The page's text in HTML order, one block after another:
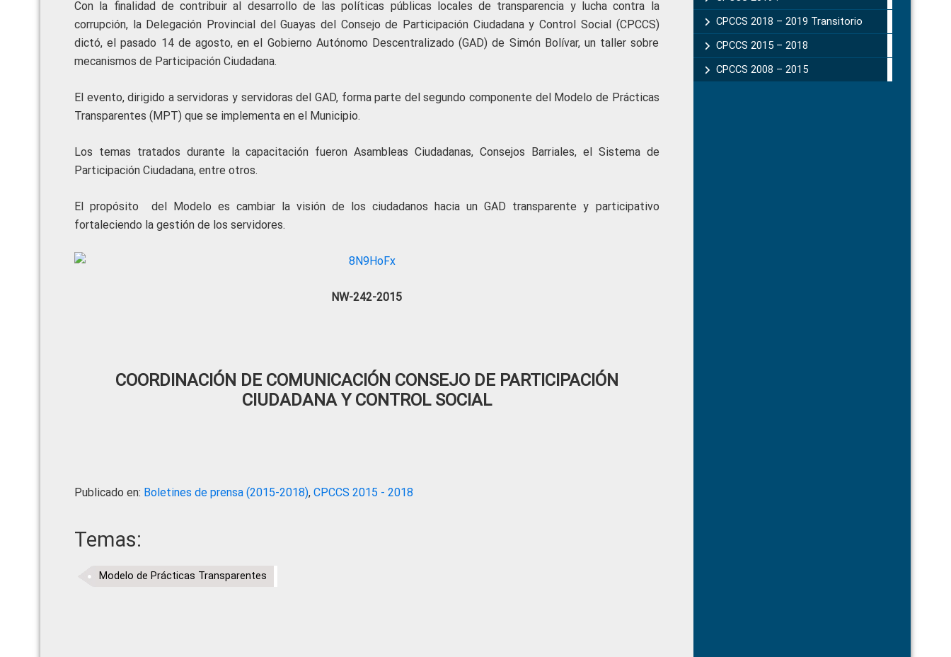
Con la finalidad de contribuir al desarrollo de las políticas públicas locales de transparencia y lucha contra la
corrupción, la Delegación Provincial del Guayas del Consejo de Participación Ciudadana y Control Social (CPCCS)
dictó, el pasado 14 de agosto, en el Gobierno Autónomo Descentralizado (GAD) de Simón Bolívar, un taller sobre
mecanismos de Participación Ciudadana.
El evento, dirigido a servidoras y servidoras del GAD, forma parte del segundo componente del Modelo de Prácticas
Transparentes (MPT) que se implementa en el Municipio.
Los temas tratados durante la capacitación fueron Asambleas Ciudadanas, Consejos Barriales, el Sistema de
Participación Ciudadana, entre otros.
El propósito del Modelo es cambiar la visión de los ciudadanos hacia un GAD transparente y participativo
fortaleciendo la gestión de los servidores.
NW-242-2015
COORDINACIÓN DE COMUNICACIÓN CONSEJO DE PARTICIPACIÓN
CIUDADANA Y CONTROL SOCIAL
Publicado en: Boletines de prensa (2015-2018), CPCCS 2015 - 2018
Temas:
Modelo de Prácticas Transparentes
CPCCS 2018 – 2019 Transitorio
CPCCS 2015 – 2018
CPCCS 2008 – 2015